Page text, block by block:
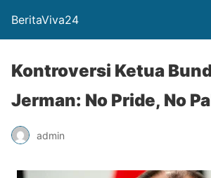
BeritaViva24
Kontroversi Ketua
Jerman: No Pride, No
admin